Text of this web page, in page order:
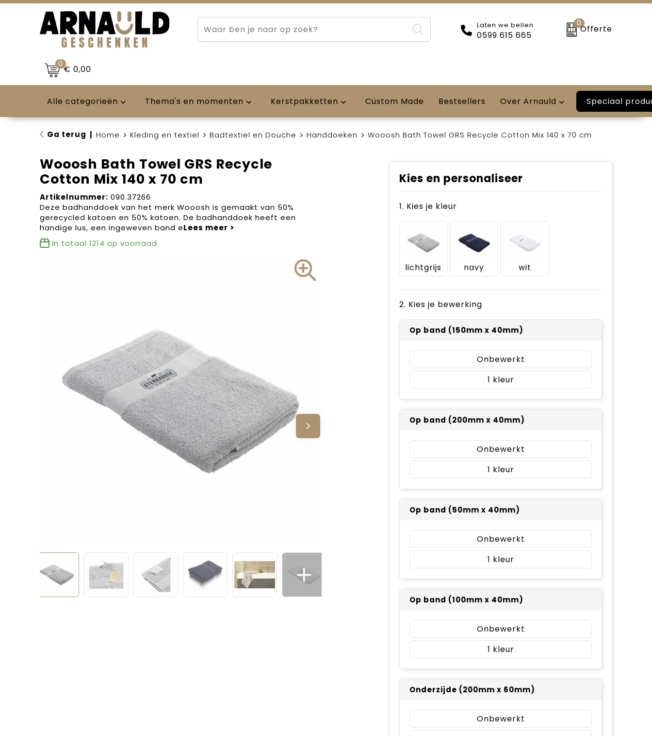
Laten we bellen
0599 615 665
0
Offerte
0€ 0,00
Alle categorieën Thema's en momenten Kerstpakketten Custom Made Bestsellers Over Arnauld Speciaal
Ga terug Home Kleding en textiel Badtextiel en Douche Handdoeken Wooosh Bath Towel GRS Recycle Cotton Mix 140 x 70 cm
Wooosh Bath Towel GRS Recycle
Cotton Mix 140 x 70 cm
Artikelnummer: 090.37266
Deze badhanddoek van het merk Wooosh is gemaakt van 50%
gerecycled katoen en 50% katoen. De badhanddoek heeft een
handige lus, een ingeweven band e
In totaal 1214 op voorraad
Kies en personaliseer
1. Kies je kleur
lichtgrijs navy wit
2. Kies je bewerking
Op band (150mm x 40mm)
Onbewerkt
1
Op band (200mm x 40mm)
Onbewerkt
1
Op band (50mm x 40mm)
Onbewerkt
1
Op band (100mm x 40mm)
Onbewerkt
1
Onderzijde (200mm x 60mm)
Onbewerkt